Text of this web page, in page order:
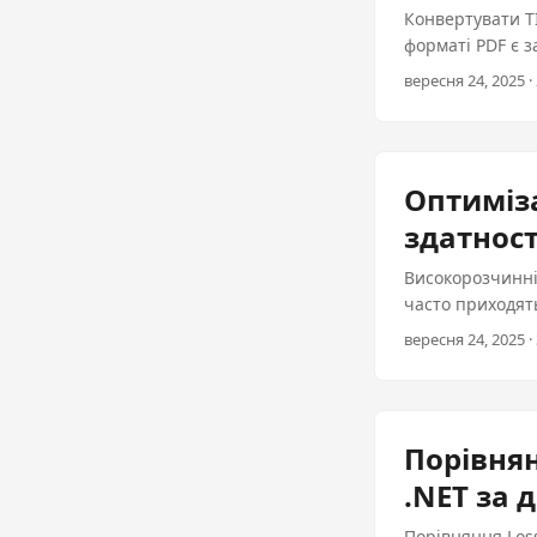
Конвертувати
форматі PDF є
документами
через процес
Підвищена
документи
з конвертації
вересня 24, 2025
часто
сторінки і
Оптимізуючи
веб-
нижчих витрат
вересня 24, 2025
.NET за